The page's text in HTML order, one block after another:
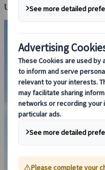
Une piste cyclable